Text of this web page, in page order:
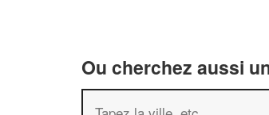
Ou cherchez aussi